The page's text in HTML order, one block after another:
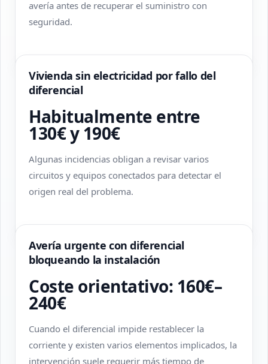
avería antes de recuperar el suministro con
seguridad.
Vivienda sin electricidad por fallo del
diferencial
Habitualmente entre
130€ y 190€
Algunas incidencias obligan a revisar varios
circuitos y equipos conectados para detectar el
origen real del problema.
Avería urgente con diferencial
bloqueando la instalación
Coste orientativo: 160€–
240€
Cuando el diferencial impide restablecer la
corriente y existen varios elementos implicados, la
intervención suele requerir más tiempo de